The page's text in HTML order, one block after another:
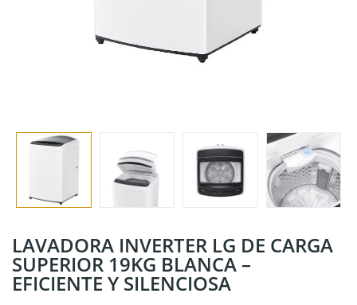
LAVADORA INVERTER LG DE CARGA
SUPERIOR 19KG BLANCA –
EFICIENTE Y SILENCIOSA